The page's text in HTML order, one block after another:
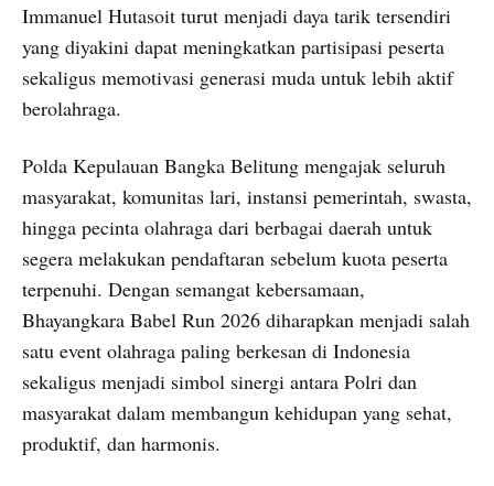
Immanuel Hutasoit turut menjadi daya tarik tersendiri
yang diyakini dapat meningkatkan partisipasi peserta
sekaligus memotivasi generasi muda untuk lebih aktif
berolahraga.
Polda Kepulauan Bangka Belitung mengajak seluruh
masyarakat, komunitas lari, instansi pemerintah, swasta,
hingga pecinta olahraga dari berbagai daerah untuk
segera melakukan pendaftaran sebelum kuota peserta
terpenuhi. Dengan semangat kebersamaan,
Bhayangkara Babel Run 2026 diharapkan menjadi salah
satu event olahraga paling berkesan di Indonesia
sekaligus menjadi simbol sinergi antara Polri dan
masyarakat dalam membangun kehidupan yang sehat,
produktif, dan harmonis.